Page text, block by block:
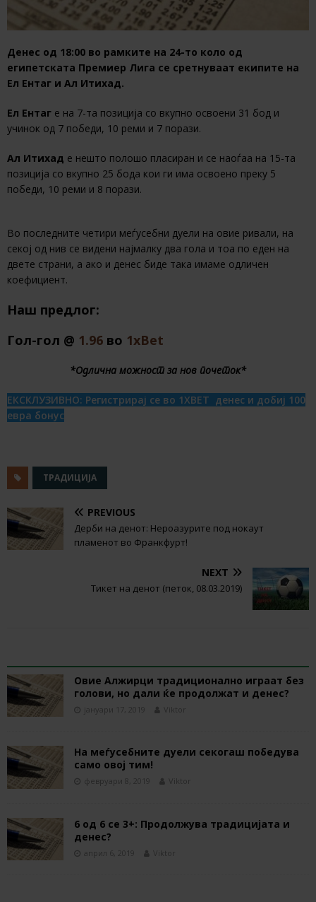
Денес од 18:00 во рамките на 24-то коло од
египетската Премиер Лига се сретнуваат екипите на
Ел Ентаг и Ал Итихад.
Ел Ентаг е на 7-та позиција со вкупно освоени 31 бод и
учинок од 7 победи, 10 реми и 7 порази.
Ал Итихад е нешто полошо пласиран и се наоѓаа на 15-та
позиција со вкупно 25 бода кои ги има освоено преку 5
победи, 10 реми и 8 порази.
Во последните четири меѓусебни дуели на овие ривали, на
секој од нив се видени најмалку два гола и тоа по еден на
двете страни, а ако и денес биде така имаме одличен
коефициент.
Наш предлог:
Гол-гол @ 1.96 во 1xBet
*Одлична можност за нов почеток*
ЕКСКЛУЗИВНО: Регистрирај се во 1XBET денес и добиј 100
евра бонус
ТРАДИЦИЈА
PREVIOUS
Дерби на денот: Нероазурите под нокаут
пламенот во Франкфурт!
NEXT
Тикет на денот (петок, 08.03.2019)
Овие Алжирци традиционално играат без
голови, но дали ќе продолжат и денес?
јануари 17, 2019 Viktor
На меѓусебните дуели секогаш победува
само овој тим!
февруари 8, 2019 Viktor
6 од 6 се 3+: Продолжува традицијата и
денес?
април 6, 2019 Viktor